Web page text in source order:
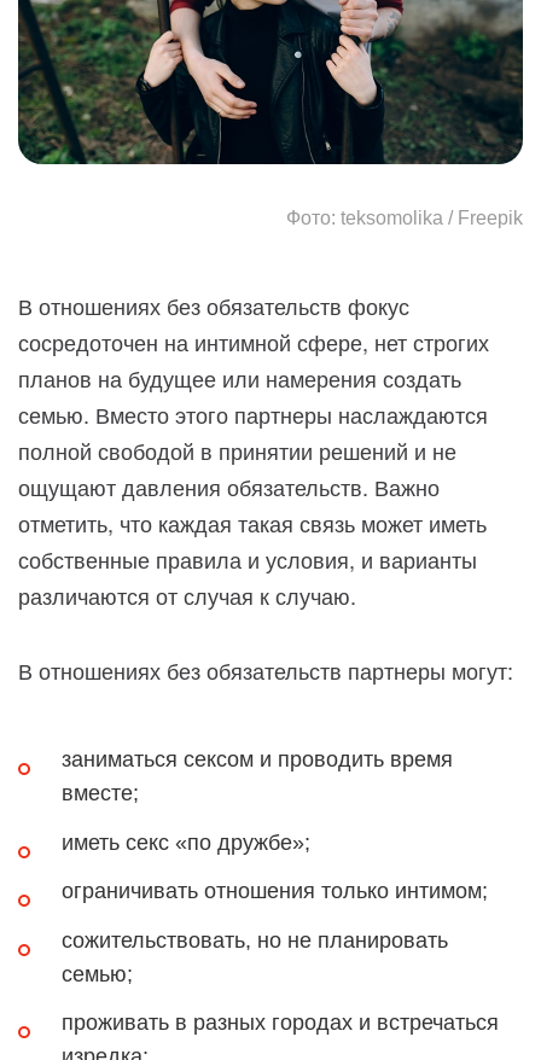
Фото: teksomolika / Freepik
В отношениях без обязательств фокус
сосредоточен на интимной сфере, нет строгих
планов на будущее или намерения создать
семью. Вместо этого партнеры наслаждаются
полной свободой в принятии решений и не
ощущают давления обязательств. Важно
отметить, что каждая такая связь может иметь
собственные правила и условия, и варианты
различаются от случая к случаю.
В отношениях без обязательств партнеры могут:
заниматься сексом и проводить время
вместе;
иметь секс «по дружбе»;
ограничивать отношения только интимом;
сожительствовать, но не планировать
семью;
проживать в разных городах и встречаться